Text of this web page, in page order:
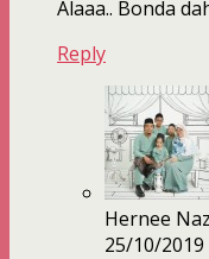
Alaaa.. Bonda
Reply
Hernee
25/10/2019